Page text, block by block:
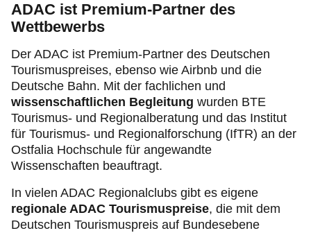
ADAC ist Premium-Partner des
Wettbewerbs
Der ADAC ist Premium-Partner des Deutschen
Tourismuspreises, ebenso wie Airbnb und die
Deutsche Bahn. Mit der fachlichen und
wissenschaftlichen Begleitung wurden BTE
Tourismus- und Regionalberatung und das Institut
für Tourismus- und Regionalforschung (IfTR) an der
Ostfalia Hochschule für angewandte
Wissenschaften beauftragt.
In vielen ADAC Regionalclubs gibt es eigene
regionale ADAC Tourismuspreise, die mit dem
Deutschen Tourismuspreis auf Bundesebene